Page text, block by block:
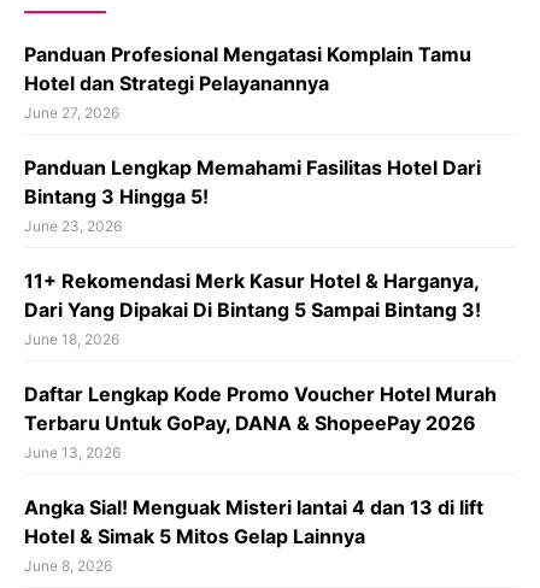
Panduan Profesional Mengatasi Komplain Tamu
Hotel dan Strategi Pelayanannya
June 27, 2026
Panduan Lengkap Memahami Fasilitas Hotel Dari
Bintang 3 Hingga 5!
June 23, 2026
11+ Rekomendasi Merk Kasur Hotel & Harganya,
Dari Yang Dipakai Di Bintang 5 Sampai Bintang 3!
June 18, 2026
Daftar Lengkap Kode Promo Voucher Hotel Murah
Terbaru Untuk GoPay, DANA & ShopeePay 2026
June 13, 2026
Angka Sial! Menguak Misteri lantai 4 dan 13 di lift
Hotel & Simak 5 Mitos Gelap Lainnya
June 8, 2026